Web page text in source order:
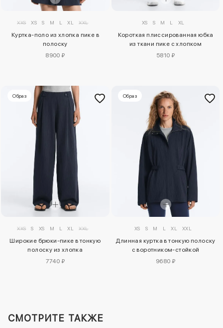
XXS XS S M L XL XXL
Куртка-поло из хлопка пике в
полоску
8900 ₽
XS S M L XL
Короткая плиссированная юбка
из ткани пике с хлопком
5810 ₽
Образ
XXS S XS M L XL XXL
Широкие брюки-пике в тонкую
полоску из хлопка
7740 ₽
Образ
XS S M L XL XXL
Длинная куртка в тонкую полоску
с воротником-стойкой
9680 ₽
СМОТРИТЕ ТАКЖЕ